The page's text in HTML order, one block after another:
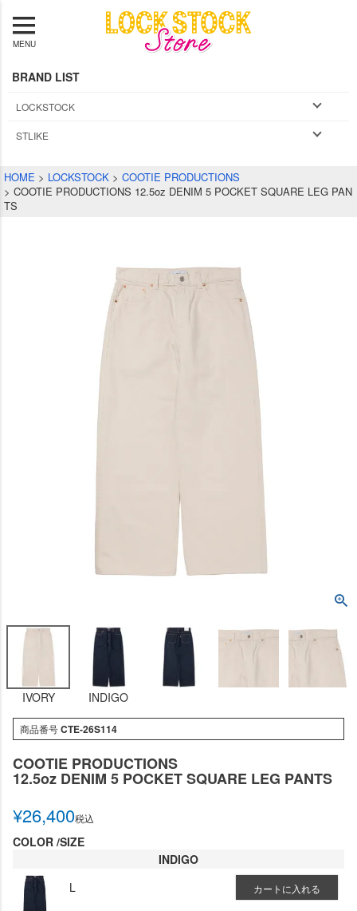
MENU
BRAND LIST
LOCKSTOCK
STLIKE
HOME LOCKSTOCK
COOTIE PRODUCTIONS
COOTIE PRODUCTIONS 12.5oz DENIM 5 POCKET SQUARE LEG PAN
TS
IVORY INDIGO
商品番号CTE-26S114
COOTIE PRODUCTIONS
12.5oz DENIM 5 POCKET SQUARE LEG PANTS
¥26,400税込
COLOR SIZE
INDIGO
L
カートに入れる